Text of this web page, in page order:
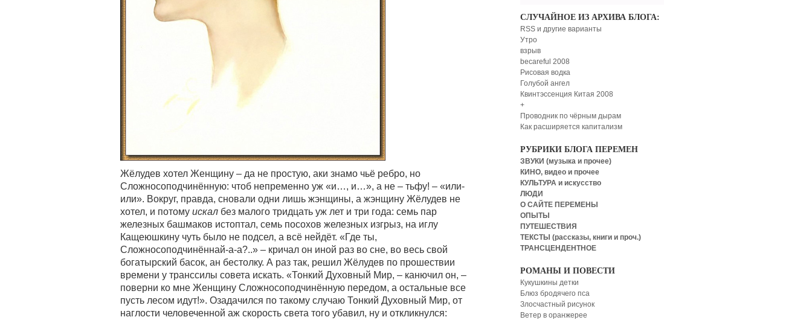
Жёлудев хотел Женщину – да не простую, аки знамо чьё ребро, но
Сложносоподчинённую: чтоб непременно уж «и…, и…», а не – тьфу! – «или-
или». Вокруг, правда, сновали одни лишь жэнщины, а жэнщину Жёлудев не
хотел, и потому искал без малого тридцать уж лет и три года: семь пар
железных башмаков истоптал, семь посохов железных изгрыз, на иглу
Кащеюшкину чуть было не подсел, а всё нейдёт. «Где ты,
Сложносоподчинённай-а-а?..» – кричал он иной раз во сне, во весь свой
богатырский басок, ан бестолку. А раз так, решил Жёлудев по прошествии
времени у транссилы совета искать. «Тонкий Духовный Мир, – канючил он, –
поверни ко мне Женщину Сложносоподчинённую передом, а остальные все
пусть лесом идут!». Озадачился по такому случаю Тонкий Духовный Мир, от
наглости человеченной аж скорость света того убавил, ну и откликнулся:
СЛУЧАЙНОЕ ИЗ АРХИВА БЛОГА:
RSS и другие варианты
Утро
взрыв
becareful 2008
Рисовая водка
Голубой ангел
Квинтэссенция Китая 2008
+
Проводник по чёрным дырам
Как расширяется капитализм
РУБРИКИ БЛОГА ПЕРЕМЕН
ЗВУКИ (музыка и прочее)
КИНО, видео и прочее
КУЛЬТУРА и искусство
ЛЮДИ
О САЙТЕ ПЕРЕМЕНЫ
ОПЫТЫ
ПУТЕШЕСТВИЯ
ТЕКСТЫ (рассказы, книги и проч.)
ТРАНСЦЕНДЕНТНОЕ
РОМАНЫ И ПОВЕСТИ
Кукушкины детки
Блюз бродячего пса
Злосчастный рисунок
Ветер в оранжерее